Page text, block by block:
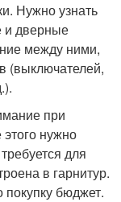
Нужно узнать
и дверные
между ними,
(выключателей,
при
нужно
для
в гарнитур.
бюджет.